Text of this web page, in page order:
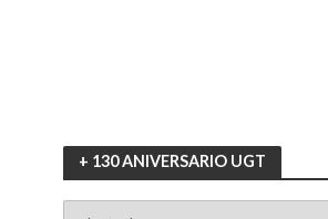
+ 130 ANIVERSARIO UGT